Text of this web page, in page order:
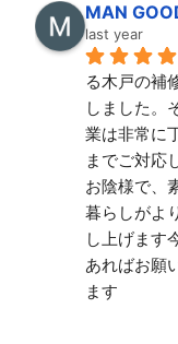
MAN
last year
る木戸の補
しました。
業は非常に
までご対応
お陰様で、
暮らしがよ
し上げます
あればお願
ます